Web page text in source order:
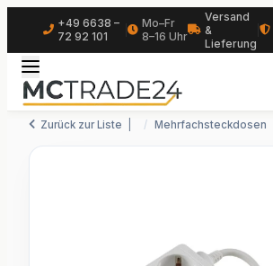
+49 6638 –
72 92 101
Mo–Fr
8–16 Uhr
Versand
&
Lieferung
Zurück zur Liste Mehrfachsteckdosen